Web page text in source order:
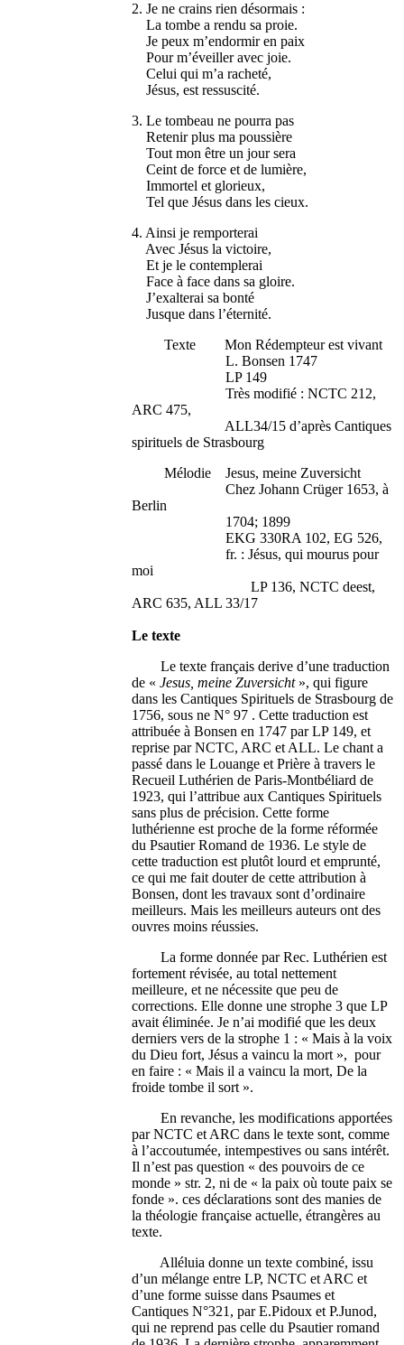
2. Je ne crains rien désormais :
La tombe a rendu sa proie.
Je peux m’endormir en paix
Pour m’éveiller avec joie.
Celui qui m’a racheté,
Jésus, est ressuscité.
3. Le tombeau ne pourra pas
Retenir plus ma poussière
Tout mon être un jour sera
Ceint de force et de lumière,
Immortel et glorieux,
Tel que Jésus dans les cieux.
4. Ainsi je remporterai
Avec Jésus la victoire,
Et je le contemplerai
Face à face dans sa gloire.
J’exalterai sa bonté
Jusque dans l’éternité.
Texte Mon Rédempteur est vivant
L. Bonsen 1747
LP 149
Très modifié : NCTC 212,
ARC 475,
ALL34/15 d’après Cantiques
spirituels de Strasbourg
Mélodie Jesus, meine Zuversicht
Chez Johann Crüger 1653, à
Berlin
1704; 1899
EKG 330RA 102, EG 526,
fr. : Jésus, qui mourus pour
moi
LP 136, NCTC deest,
ARC 635, ALL 33/17
Le texte
Le texte français derive d’une traduction
de «Jesus, meine Zuversicht», qui figure
dans les Cantiques Spirituels de Strasbourg de
1756, sous ne N° 97 . Cette traduction est
attribuée à Bonsen en 1747 par LP 149, et
reprise par NCTC, ARC et ALL. Le chant a
passé dans le Louange et Prière à travers le
Recueil Luthérien de Paris-Montbéliard de
1923, qui l’attribue aux Cantiques Spirituels
sans plus de précision. Cette forme
luthérienne est proche de la forme réformée
du Psautier Romand de 1936. Le style de
cette traduction est plutôt lourd et emprunté,
ce qui me fait douter de cette attribution à
Bonsen, dont les travaux sont d’ordinaire
meilleurs. Mais les meilleurs auteurs ont des
ouvres moins réussies.
La forme donnée par Rec. Luthérien est
fortement révisée, au total nettement
meilleure, et ne nécessite que peu de
corrections. Elle donne une strophe 3 que LP
avait éliminée. Je n’ai modifié que les deux
derniers vers de la strophe 1 : « Mais à la voix
du Dieu fort, Jésus a vaincu la mort », pour
en faire : « Mais il a vaincu la mort, De la
froide tombe il sort ».
En revanche, les modifications apportées
par NCTC et ARC dans le texte sont, comme
à l’accoutumée, intempestives ou sans intérêt.
Il n’est pas question « des pouvoirs de ce
monde » str. 2, ni de « la paix où toute paix se
fonde ». ces déclarations sont des manies de
la théologie française actuelle, étrangères au
texte.
Alléluia donne un texte combiné, issu
d’un mélange entre LP, NCTC et ARC et
d’une forme suisse dans Psaumes et
Cantiques N°321, par E.Pidoux et P.Junod,
qui ne reprend pas celle du Psautier romand